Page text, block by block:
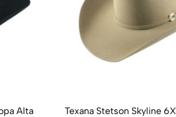
Alta Texana Stetson Skyline 6X